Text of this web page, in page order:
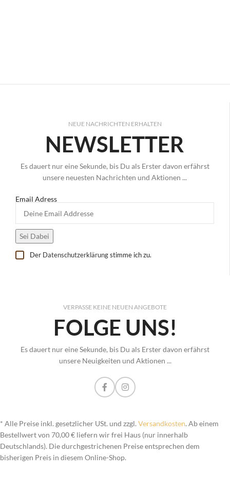
NEUE NACHRICHTEN ERHALTEN
NEWSLETTER
Es dauert nur eine Sekunde, bis Du als Erster davon erfährst
unsere neuesten Nachrichten und Aktionen ...
Email Adress
Der Datenschutzerklärungstimme ich zu.
VERPASSE KEINE NEUEN ANGEBOTE
FOLGE UNS!
Es dauert nur eine Sekunde, bis Du als Erster davon erfährst
unsere Neuigkeiten und Aktionen ...
* Alle Preise inkl. gesetzlicher USt. und zzgl.Versandkosten. Ab einem
Bestellwert von 70,00 € liefern wir frei Haus (nur innerhalb
Deutschlands). Die durchgestrichenen Preise entsprechen dem
bisherigen Preis in diesem Online-Shop.